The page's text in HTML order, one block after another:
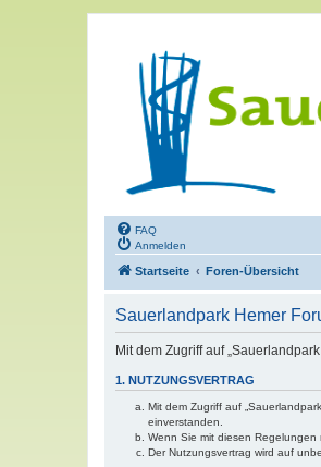
FAQ
Anmelden
Startseite Foren-Übersicht
Sauerlandpark Hemer
Mit dem Zugriff auf
1. NUTZUNGSVERTRAG
Mit dem Zugriff auf
einverstanden.
Wenn Sie mit diesen
Der Nutzungsvertrag wird auf